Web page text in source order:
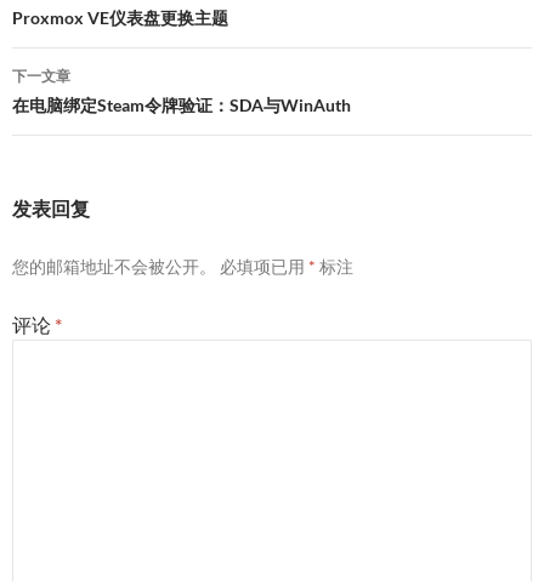
章
导
航
Proxmox VE仪表盘更换主题
下一文章
在电脑绑定Steam令牌验证：SDA与WinAuth
发表回复
您的邮箱地址不会被公开。 必填项已用 * 标注
评论 *